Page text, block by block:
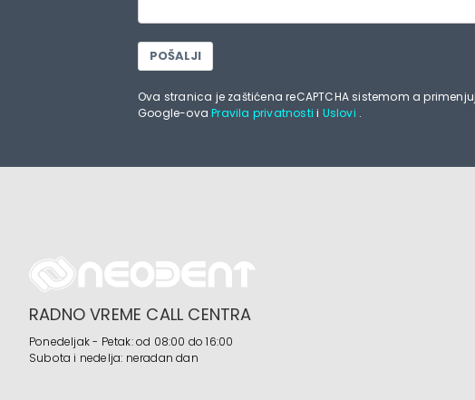
POŠALJI
Ova stranica je zaštićena reCAPTCHA sistemom a
Google-ovaPravila privatnosti i Uslovi .
RADNO VREME CALL CENTRA
Ponedeljak - Petak: od 08:00 do 16:00
Subota i nedelja: neradan dan